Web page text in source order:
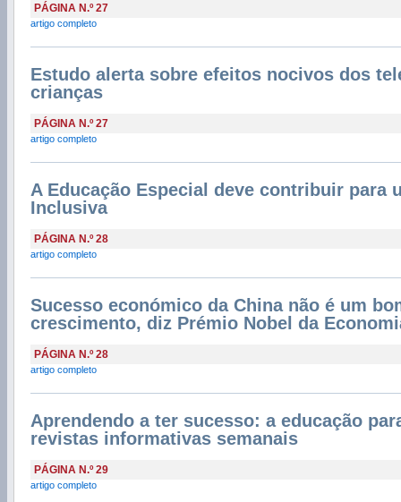
PÁGINA N.º 27
artigo completo
Estudo alerta sobre efeitos nocivos dos
crianças
PÁGINA N.º 27
artigo completo
A Educação Especial deve contribuir para
Inclusiva
PÁGINA N.º 28
artigo completo
Sucesso económico da China não é um
crescimento, diz Prémio Nobel da
PÁGINA N.º 28
artigo completo
Aprendendo a ter sucesso: a educação
revistas informativas semanais
PÁGINA N.º 29
artigo completo